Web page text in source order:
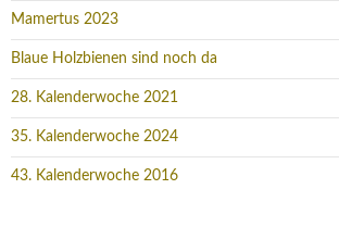
Mamertus 2023
Blaue Holzbienen sind noch da
28. Kalenderwoche 2021
35. Kalenderwoche 2024
43. Kalenderwoche 2016